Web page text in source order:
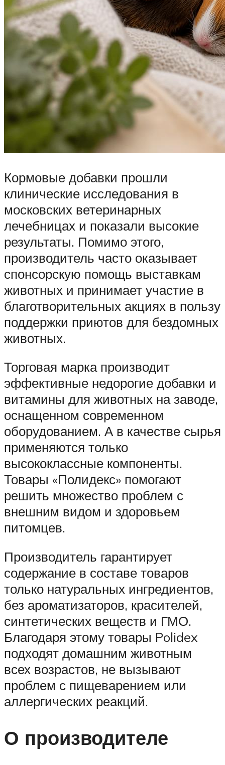
Кормовые добавки прошли
клинические исследования в
московских ветеринарных
лечебницах и показали высокие
результаты. Помимо этого,
производитель часто оказывает
спонсорскую помощь выставкам
животных и принимает участие в
благотворительных акциях в пользу
поддержки приютов для бездомных
животных.
Торговая марка производит
эффективные недорогие добавки и
витамины для животных на заводе,
оснащенном современном
оборудованием. А в качестве сырья
применяются только
высококлассные компоненты.
Товары «Полидекс» помогают
решить множество проблем с
внешним видом и здоровьем
питомцев.
Производитель гарантирует
содержание в составе товаров
только натуральных ингредиентов,
без ароматизаторов, красителей,
синтетических веществ и ГМО.
Благодаря этому товары Polidex
подходят домашним животным
всех возрастов, не вызывают
проблем с пищеварением или
аллергических реакций.
О производителе